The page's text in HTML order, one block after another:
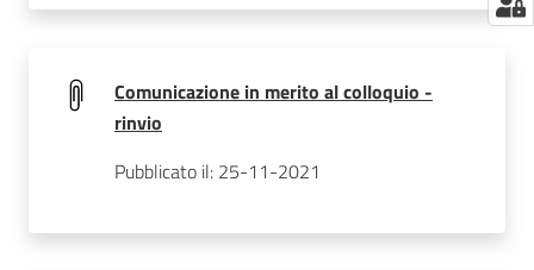
Comunicazione in merito al colloquio -
rinvio
Pubblicato il: 25-11-2021